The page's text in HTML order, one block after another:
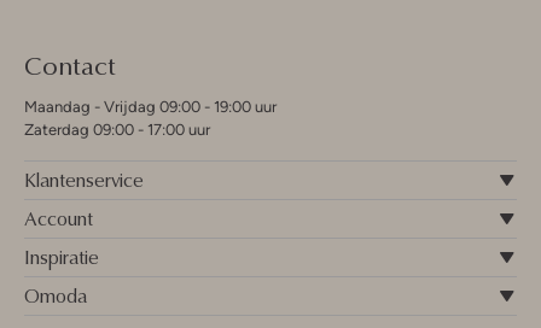
Contact
Maandag - Vrijdag 09:00 - 19:00 uur
Zaterdag 09:00 - 17:00 uur
Klantenservice
Account
Inspiratie
Omoda